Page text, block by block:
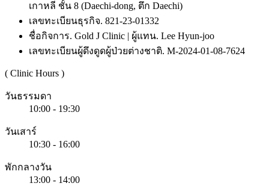
เกาหลี ชั้น 8 (Daechi-dong, ตึก Daechi)
เลขทะเบียนธุรกิจ. 821-23-01332
ชื่อกิจการ. Gold J Clinic | ผู้แทน. Lee Hyun-joo
เลขทะเบียนผู้ดึงดูดผู้ป่วยต่างชาติ. M-2024-01-08-7624
( Clinic Hours )
วันธรรมดา
10:00 - 19:30
วันเสาร์
10:30 - 16:00
พักกลางวัน
13:00 - 14:00